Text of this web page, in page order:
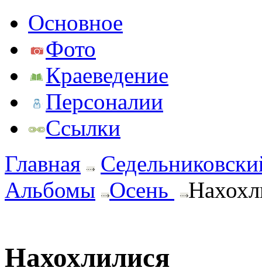
Основное
Фото
Краеведение
Персоналии
Ссылки
Главная
Альбомы Осень
Нахохлилися